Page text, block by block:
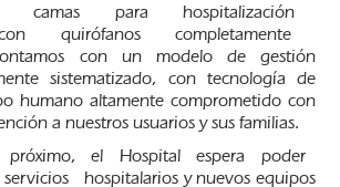
camas para hospitalización
quirófanos completamente
con un modelo de gestión
sistematizado, con tecnología de
humano altamente comprometido con
a nuestros usuarios y sus familias.
el Hospital espera poder
hospitalarios y nuevos equipos